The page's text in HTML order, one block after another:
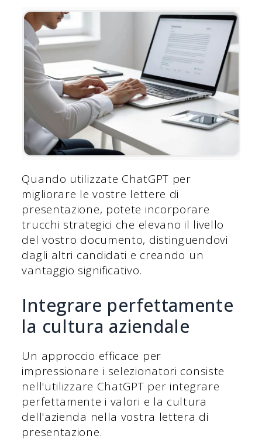
Quando utilizzate ChatGPT per
migliorare le vostre lettere di
presentazione, potete incorporare
trucchi strategici che elevano il livello
del vostro documento, distinguendovi
dagli altri candidati e creando un
vantaggio significativo.
Integrare perfettamente
la cultura aziendale
Un approccio efficace per
impressionare i selezionatori consiste
nell'utilizzare ChatGPT per integrare
perfettamente i valori e la cultura
dell'azienda nella vostra lettera di
presentazione.